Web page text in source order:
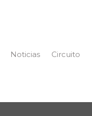
Noticias Circuito